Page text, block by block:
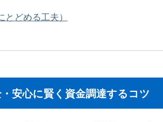
どめる工夫）
安心に賢く資金調達するコツ